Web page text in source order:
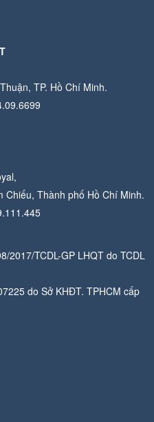
TP. Hồ Chí Minh.
Thành phố Hồ Chí Minh.
2017/TCDL-GP LHQT do TCDL
do Sở KHĐT. TPHCM cấp